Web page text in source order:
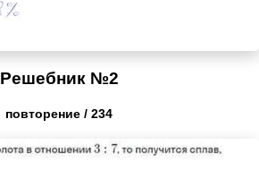
Решебник №2
повторение / 234